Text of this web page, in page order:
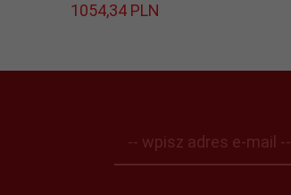
1054,34 PLN
-- wpisz adres e-mail --